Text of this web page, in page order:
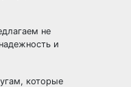
не
и
которые